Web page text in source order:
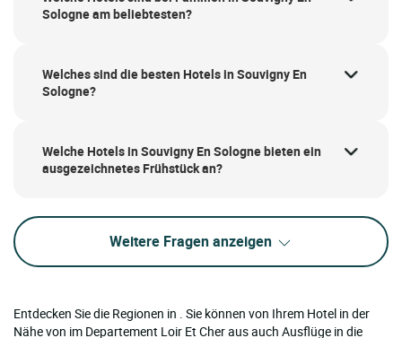
Sologne am beliebtesten?
Welches sind die besten Hotels in Souvigny En
Sologne?
Welche Hotels in Souvigny En Sologne bieten ein
ausgezeichnetes Frühstück an?
Weitere Fragen anzeigen
Entdecken Sie die Regionen in . Sie können von Ihrem Hotel in der
Nähe von im Departement Loir Et Cher aus auch Ausflüge in die